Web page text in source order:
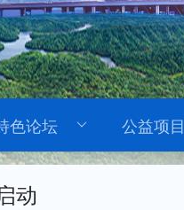
色论坛 公益项目
动